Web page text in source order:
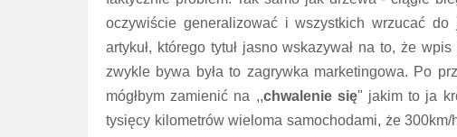
oczywiście generalizować i wszystkich wrzucać do
artykuł, którego tytuł jasno wskazywał na to, że
zwykle bywa była to zagrywka marketingowa. Po
mógłbym zamienić na ,,chwalenie się" jakim to ja
tysięcy kilometrów wieloma samochodami, że